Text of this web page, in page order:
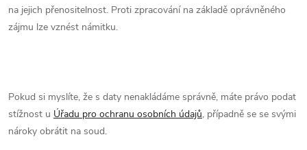
na jejich přenositelnost. Proti zpracování na základě oprávněného
zájmu lze vznést námitku.
Pokud si myslíte, že s daty nenakládáme správně, máte právo podat
stížnost u Úřadu pro ochranu osobních údajů, případně se se svými
nároky obrátit na soud.